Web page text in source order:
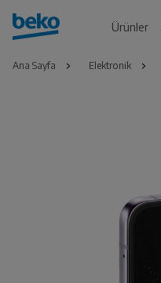
Ürünler
Ana Sayfa Elektronik